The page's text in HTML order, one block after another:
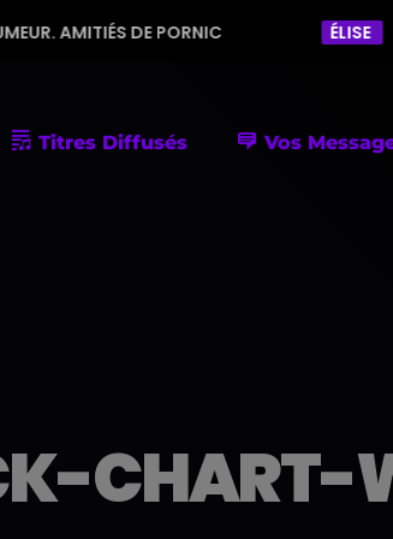
DE PORNIC BELLE
Titres Diffusés Vos
CHART-